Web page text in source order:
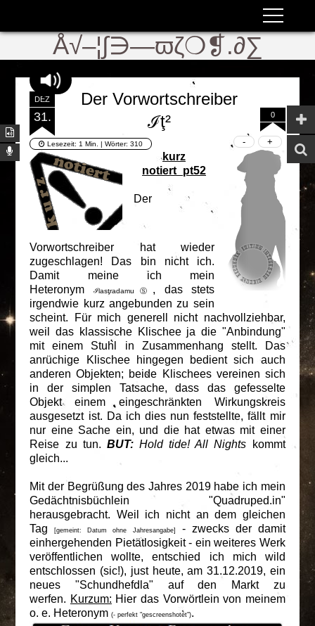
Å√–¦∫∋—ϖζ❍❡.∂∑
DEZ
31.
Der Vorwortschreiber
ℐţ²
0
Lesezeit: 1 Min. | Wörter:310
kurz
notiert_pt52
Der
Vorwortschreiber hat wieder
zugeschlagen! Das bin nicht ich.
Damit meine ich mein
Heteronym
ℐlasţradamuⓈ , das stets
irgendwie kurz angebunden zu sein
scheint. Für mich generell nicht nachvollziehbar,
weil das klassische Klischee ja die "Anbindung"
mit einem Stuhl in Zusammenhang stellt. Das
anrüchige Klischee hingegen bedient sich auch
anderen Objekten; beide Klischees vereinen sich
in der simplen Tatsache, dass das gefesselte
Objekt einem eingeschränkten Wirkungskreis
ausgesetzt ist. Da ich dies nun feststellte, fällt mir
nur eine Sache ein, und die hat etwas mit einer
Reise zu tun. BUT: Hold tide! All Nights kommt
gleich...
Mit der Begrüßung des Jahres 2019 habe ich mein
Gedächtnisbüchlein "Quadruped.in"
herausgebracht. Weil ich nicht an dem gleichen
Tag[gemeint: Datum ohne Jahresangabe]
- zwecks der damit
einhergehenden Pietätlosigkeit - ein weiteres Werk
veröffentlichen wollte, entschied ich mich wild
entschlossen (sic!), just heute, am 31.12.2019, ein
neues "Schundhefdla" auf den Markt zu
werfen. Kurzum: Hier das Vorwörtlein von meinem
o. e. Heteronym(- perfekt "gescreenshotet").